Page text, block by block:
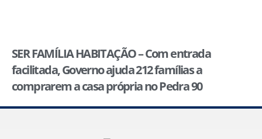
SER FAMÍLIA HABITAÇÃO – Com entrada
facilitada, Governo ajuda 212 famílias a
comprarem a casa própria no Pedra 90